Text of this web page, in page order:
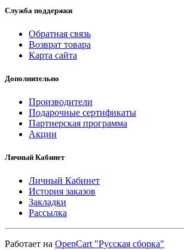
Служба поддержки
Обратная связь
Возврат товара
Карта сайта
Дополнительно
Производители
Подарочные сертификаты
Партнерская программа
Акции
Личный Кабинет
Личный Кабинет
История заказов
Закладки
Рассылка
Работает на OpenCart "Русская сборка"